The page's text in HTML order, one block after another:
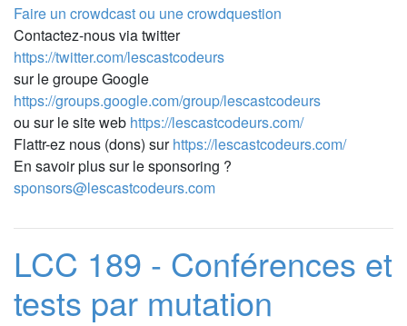
Faire un crowdcast ou une crowdquestion
Contactez-nous via twitter
https://twitter.com/lescastcodeurs
sur le groupe Google
https://groups.google.com/group/lescastcodeurs
ou sur le site web https://lescastcodeurs.com/
Flattr-ez nous (dons) surhttps://lescastcodeurs.com/
En savoir plus sur le sponsoring ?
sponsors@lescastcodeurs.com
LCC 189 - Conférences et
tests par mutation